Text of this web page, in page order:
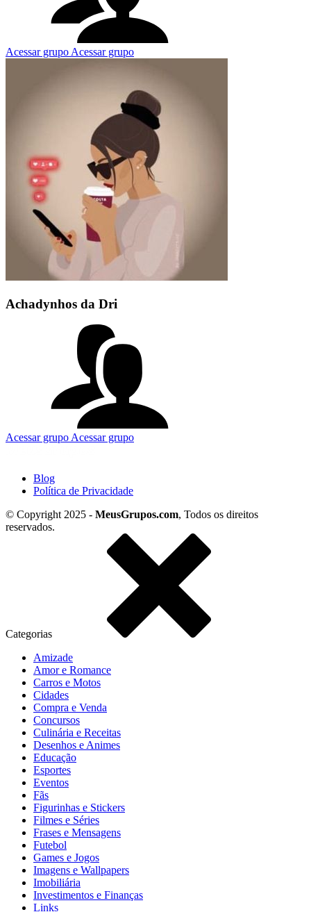
Acessar grupo Acessar grupo
Achadynhos da Dri
Acessar grupo Acessar grupo
Blog
Política de Privacidade
© Copyright 2025 - MeusGrupos.com, Todos os direitos
reservados.
Categorias
Amizade
Amor e Romance
Carros e Motos
Cidades
Compra e Venda
Concursos
Culinária e Receitas
Desenhos e Animes
Educação
Esportes
Eventos
Fãs
Figurinhas e Stickers
Filmes e Séries
Frases e Mensagens
Futebol
Games e Jogos
Imagens e Wallpapers
Imobiliária
Investimentos e Finanças
Links